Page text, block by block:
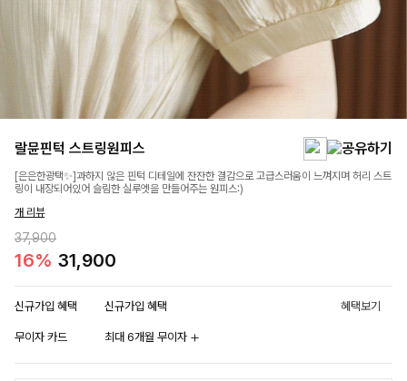
랄뮨핀턱 스트링원피스
[은은한광택✨]과하지 않은 핀턱 디테일에 잔잔한 결감으로 고급스러움이 느껴지며 허리 스트
링이 내장되어있어 슬림한 실루엣을 만들어주는 원피스:)
개 리뷰
37,900
16% 31,900
신규가입 혜택 신규가입 혜택 혜택보기
무이자 카드 최대 6개월 무이자